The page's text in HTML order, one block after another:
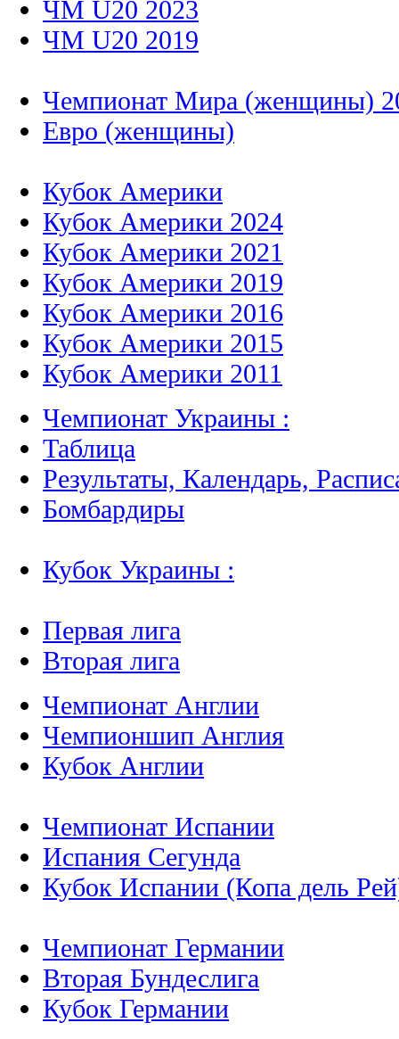
ЧМ U20 2023
ЧМ U20 2019
Чемпионат Мира (женщины)
Евро (женщины)
Кубок Америки
Кубок Америки 2024
Кубок Америки 2021
Кубок Америки 2019
Кубок Америки 2016
Кубок Америки 2015
Кубок Америки 2011
Чемпионат Украины :
Таблица
Результаты, Календарь,
Бомбардиры
Кубок Украины :
Первая лига
Вторая лига
Чемпионат Англии
Чемпионшип Англия
Кубок Англии
Чемпионат Испании
Испания Сегунда
Кубок Испании (Копа дель
Чемпионат Германии
Вторая Бундеслига
Кубок Германии